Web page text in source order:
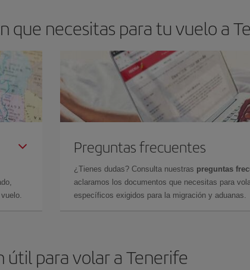
que necesitas para tu vuelo a
Preguntas frecuentes
¿Tienes dudas? Consulta nuestras preguntas
aclaramos los documentos que necesitas para
específicos exigidos para la migración y aduanas.
útil para volar a Tenerife